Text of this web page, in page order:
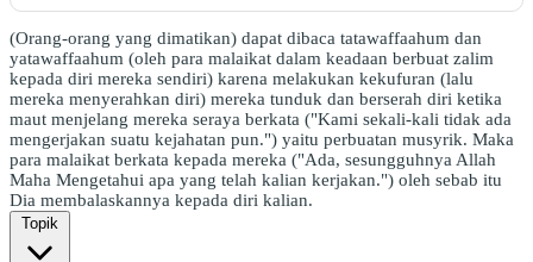
(Orang-orang yang dimatikan) dapat dibaca tatawaffaahum dan
yatawaffaahum (oleh para malaikat dalam keadaan berbuat zalim
kepada diri mereka sendiri) karena melakukan kekufuran (lalu
mereka menyerahkan diri) mereka tunduk dan berserah diri ketika
maut menjelang mereka seraya berkata ("Kami sekali-kali tidak ada
mengerjakan suatu kejahatan pun.") yaitu perbuatan musyrik. Maka
para malaikat berkata kepada mereka ("Ada, sesungguhnya Allah
Maha Mengetahui apa yang telah kalian kerjakan.") oleh sebab itu
Dia membalaskannya kepada diri kalian.
Topik